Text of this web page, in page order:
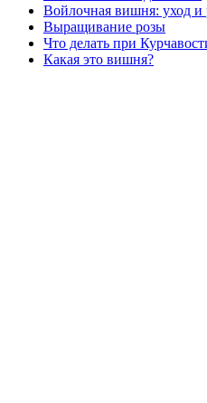
Войлочная вишня: уход и
Выращивание розы
Что делать при
Какая это вишня?